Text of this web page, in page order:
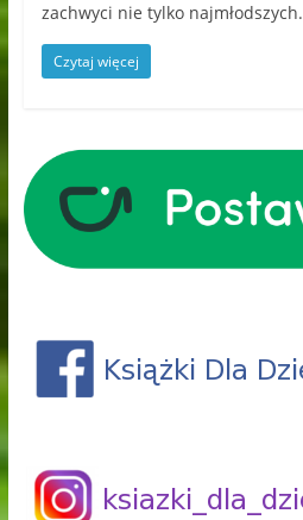
zachwyci nie tylko najmłodszych.
Czytaj więcej